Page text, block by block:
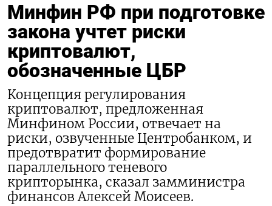
Минфин РФ при подготовке
закона учтет риски
криптовалют,
обозначенные ЦБР
Концепция регулирования
криптовалют, предложенная
Минфином России, отвечает на
риски, озвученные Центробанком, и
предотвратит формирование
параллельного теневого
крипторынка, сказал замминистра
финансов Алексей Моисеев.